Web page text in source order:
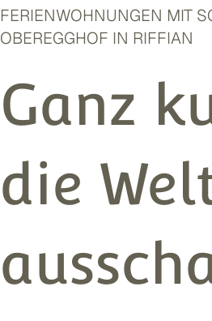
FERIENWOHNUNGEN MIT
OBEREGGHOF IN RIFFIAN
Ganz
die